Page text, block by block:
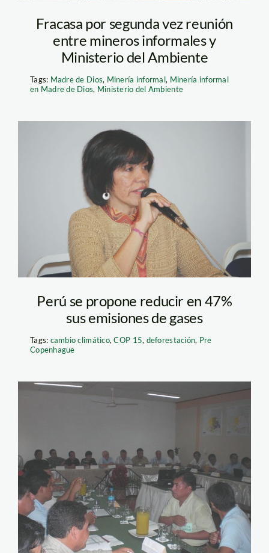
Fracasa por segunda vez reunión
entre mineros informales y
Ministerio del Ambiente
Tags: Madre de Dios, Minería informal, Minería informal
en Madre de Dios, Ministerio del Ambiente
gomez_rosario_minam
Perú se propone reducir en 47%
sus emisiones de gases
Tags: cambio climático,COP 15, deforestación, Pre
Copenhague
mineros artesanales
en grupo en madre de
dios minam